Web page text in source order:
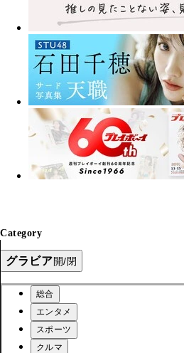
Category
グラビア開/閉
総合
エンタメ
スポーツ
クルマ